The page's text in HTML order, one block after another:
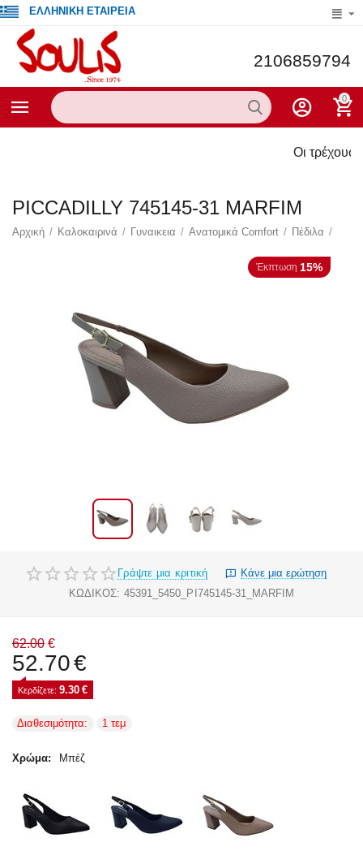
ΕΛΛΗΝΙΚΗ ΕΤΑΙΡΕΙΑ
2106859794
0
Οι τρέχουσες
PICCADILLY 745145-31 MARFIM
Αρχική / Καλοκαιρινά / Γυναικεια / Ανατομικά Comfort / Πέδιλα /
Έκπτωση 15%
Γράψτε μια κριτική
Κάνε μια ερώτηση
ΚΩΔΙΚΟΣ: 45391_5450_PI745145-31_MARFIM
62.00 €
52.70€
Κερδίζετε: 9.30 €
Διαθεσιμότητα: 1 τεμ
Χρώμα: Μπέζ